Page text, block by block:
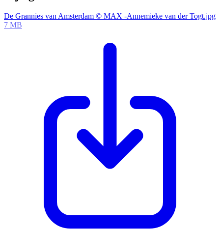
De Grannies van Amsterdam © MAX -Annemieke van der Togt.jpg
7 MB